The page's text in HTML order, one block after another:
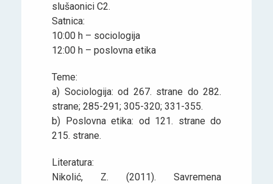
slušaonici C2.
Satnica:
10:00 h – sociologija
12:00 h – poslovna etika
Teme:
a) Sociologija: od 267. strane do 282.
strane; 285-291; 305-320; 331-355.
b) Poslovna etika: od 121. strane do
215. strane.
Literatura:
Nikolić, Z. (2011). Savremena